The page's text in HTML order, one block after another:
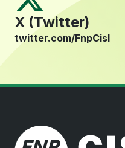
X (Twitter)
twitter.com/FnpCisl